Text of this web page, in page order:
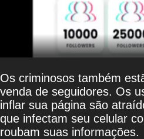
Os criminosos também
venda de seguidores. Os
inflar sua página são
que infectam seu celular
roubam suas informações.